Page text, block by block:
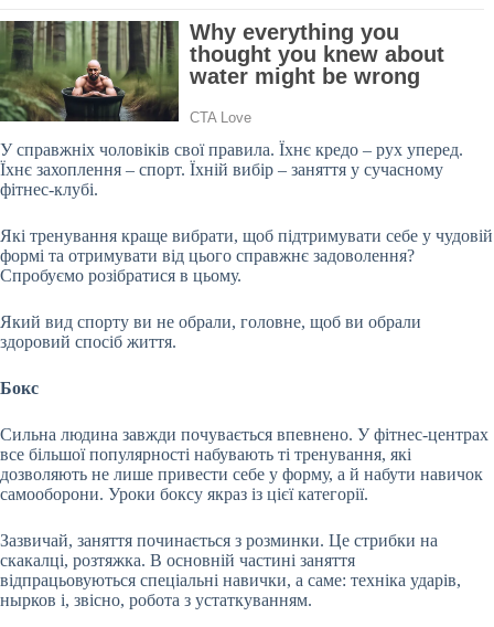
У справжніх чоловіків свої правила. Їхнє кредо – рух уперед.
Їхнє захоплення – спорт. Їхній вибір – заняття у сучасному
фітнес-клубі.
Які тренування краще вибрати, щоб підтримувати себе у чудовій
формі та отримувати від цього справжнє задоволення?
Спробуємо розібратися в цьому.
Який вид спорту ви не обрали, головне, щоб ви обрали
здоровий спосіб життя.
Бокс
Сильна людина завжди почувається впевнено. У фітнес-центрах
все більшої популярності набувають ті тренування, які
дозволяють не лише привести себе у форму, а й набути навичок
самооборони. Уроки боксу якраз із цієї категорії.
Зазвичай, заняття починається з розминки. Це стрибки на
скакалці, розтяжка. В основній частині заняття
відпрацьовуються спеціальні навички, а саме: техніка ударів,
нырков і, звісно, робота з устаткуванням.